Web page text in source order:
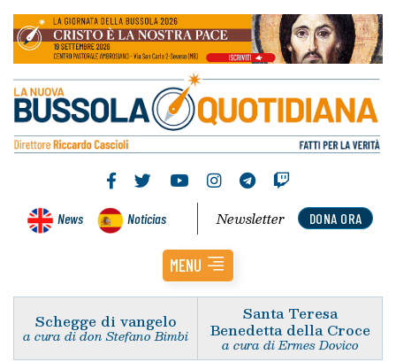
News Noticias DONA ORA
Newsletter
MENU
Schegge di vangelo
a cura di don Stefano Bimbi
Santa Teresa
Benedetta della Croce
a cura di Ermes Dovico